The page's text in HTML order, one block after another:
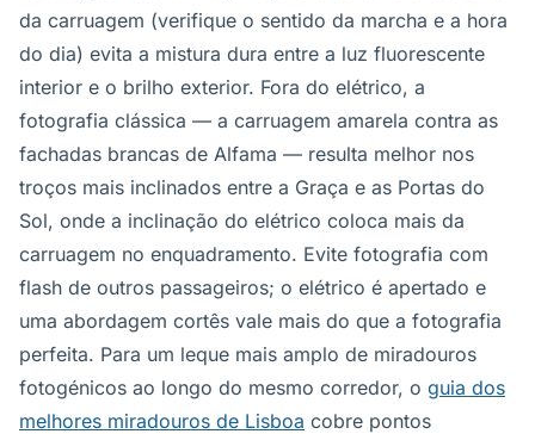
da carruagem (verifique o sentido da marcha e a hora
do dia) evita a mistura dura entre a luz fluorescente
interior e o brilho exterior. Fora do elétrico, a
fotografia clássica — a carruagem amarela contra as
fachadas brancas de Alfama — resulta melhor nos
troços mais inclinados entre a Graça e as Portas do
Sol, onde a inclinação do elétrico coloca mais da
carruagem no enquadramento. Evite fotografia com
flash de outros passageiros; o elétrico é apertado e
uma abordagem cortês vale mais do que a fotografia
perfeita. Para um leque mais amplo de miradouros
fotogénicos ao longo do mesmo corredor, o guia dos
melhores miradouros de Lisboa cobre pontos